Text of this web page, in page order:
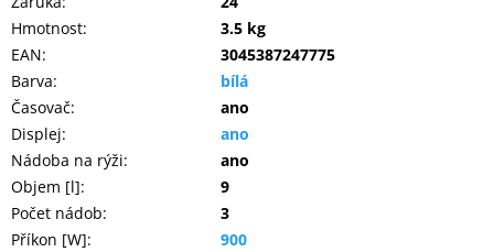
Inpraise
Kamerové
MILESIGHT
Doprodej
Přihlášení
Hmotnost:
3.5 kg
EAN:
3045387247775
Barva:
bílá
Časovač:
ano
Displej:
ano
Nádoba na rýži:
ano
Objem [l]:
9
Počet nádob:
3
Příkon [W]:
900